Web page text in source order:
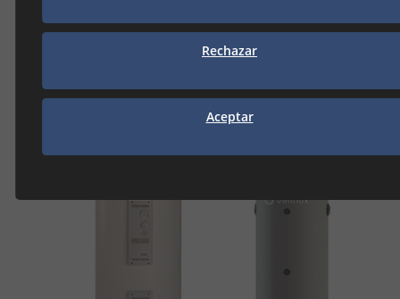
Rechazar
Aceptar